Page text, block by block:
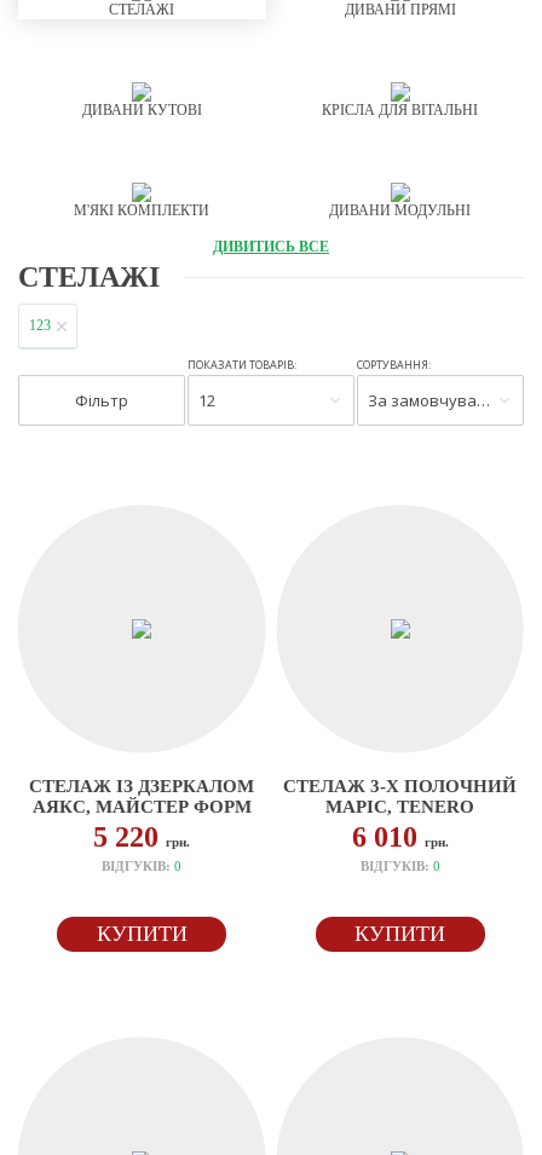
СТЕЛАЖІ ДИВАНИ ПРЯМІ
ДИВАНИ КУТОВІ КРІСЛА ДЛЯ ВІТАЛЬНІ
М'ЯКІ КОМПЛЕКТИ ДИВАНИ МОДУЛЬНІ
ДИВИТИСЬ ВСЕ
СТЕЛАЖІ
123
Фільтр
ПОКАЗАТИ ТОВАРІВ:
12
СОРТУВАННЯ:
За замовчуванням
СТЕЛАЖ ІЗ ДЗЕРКАЛОМ
АЯКС, МАЙСТЕР ФОРМ
5 220грн.
ВІДГУКІВ:0
КУПИТИ
СТЕЛАЖ 3-Х ПОЛОЧНИЙ
МАРІС, TENERO
6 010 грн.
ВІДГУКІВ: 0
КУПИТИ